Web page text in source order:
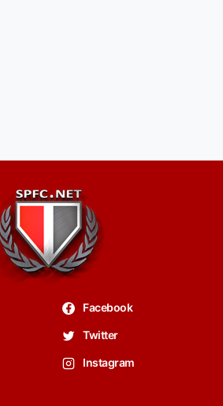
Facebook
Twitter
Instagram